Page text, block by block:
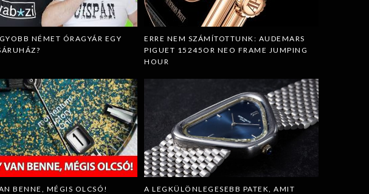
NÉMET ÓRAGYÁR EGY
ERRE NEM SZÁMÍTOTTUNK: AUDEMARS
PIGUET 15245OR NEO FRAME JUMPING
HOUR
BENNE, MÉGIS OLCSÓ!
A LEGKÜLÖNLEGESEBB PATEK, AMIT